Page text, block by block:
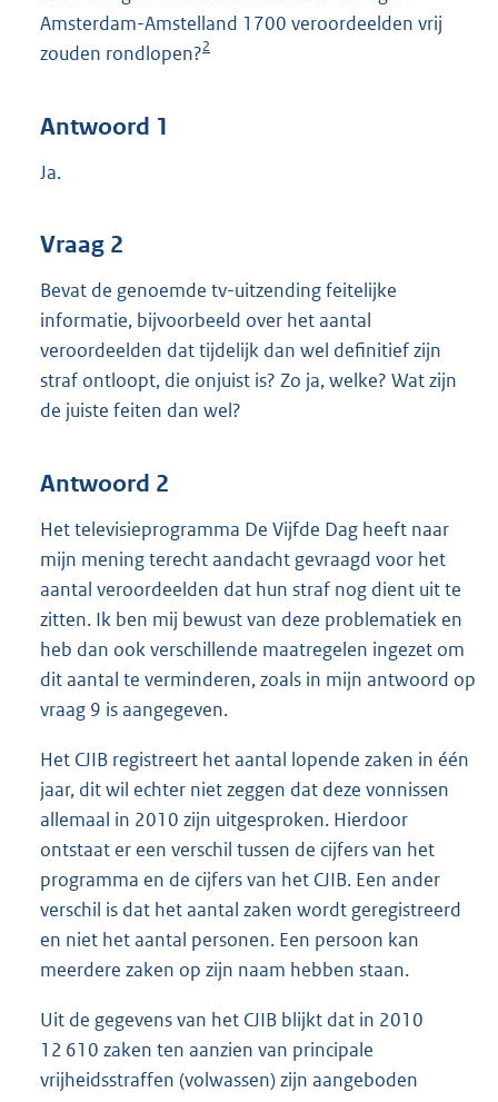
Amsterdam-Amstelland 1700 veroordeelden vrij
zouden rondlopen?2
Antwoord 1
Ja.
Vraag 2
Bevat de genoemde tv-uitzending feitelijke
informatie, bijvoorbeeld over het aantal
veroordeelden dat tijdelijk dan wel definitief zijn
straf ontloopt, die onjuist is? Zo ja, welke? Wat zijn
de juiste feiten dan wel?
Antwoord 2
Het televisieprogramma De Vijfde Dag heeft naar
mijn mening terecht aandacht gevraagd voor het
aantal veroordeelden dat hun straf nog dient uit te
zitten. Ik ben mij bewust van deze problematiek en
heb dan ook verschillende maatregelen ingezet om
dit aantal te verminderen, zoals in mijn antwoord op
vraag 9 is aangegeven.
Het CJIB registreert het aantal lopende zaken in één
jaar, dit wil echter niet zeggen dat deze vonnissen
allemaal in 2010 zijn uitgesproken. Hierdoor
ontstaat er een verschil tussen de cijfers van het
programma en de cijfers van het CJIB. Een ander
verschil is dat het aantal zaken wordt geregistreerd
en niet het aantal personen. Een persoon kan
meerdere zaken op zijn naam hebben staan.
Uit de gegevens van het CJIB blijkt dat in 2010
12 610 zaken ten aanzien van principale
vrijheidsstraffen (volwassen) zijn aangeboden